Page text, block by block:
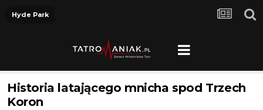
Hyde Park
Historia latającego mnicha spod Trzech
Koron